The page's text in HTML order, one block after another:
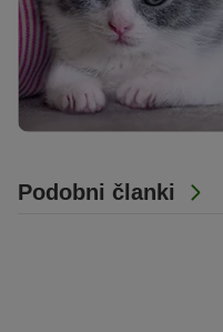
Podobni članki